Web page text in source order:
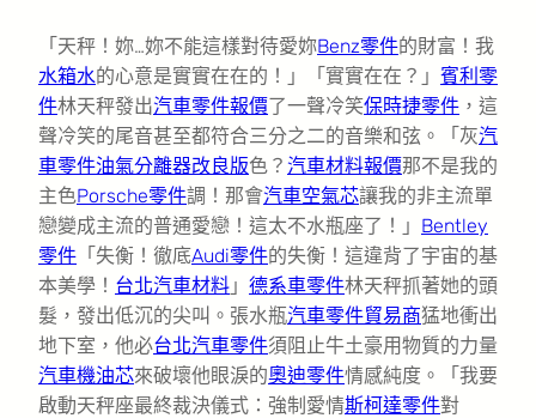
「天秤！妳…妳不能這樣對待愛妳Benz零件的財富！我
水箱水的心意是實實在在的！」「實實在在？」 賓利零
件林天秤發出汽車零件報價了一聲冷笑保時捷零件 ，這
聲冷笑的尾音甚至都符合三分之二的音樂和弦。「灰汽
車零件油氣分離器改良版色？ 汽車材料報價那不是我的
主色Porsche零件調！那會汽車空氣芯讓我的非主流單
戀變成主流的普通愛戀！這太不水瓶座了！」 Bentley
零件 「失衡！徹底Audi零件的失衡！這違背了宇宙的基
本美學！ 台北汽車材料 」 德系車零件林天秤抓著她的頭
髮，發出低沉的尖叫。張水瓶汽車零件貿易商猛地衝出
地下室，他必台北汽車零件須阻止牛土豪用物質的力量
汽車機油芯來破壞他眼淚的奧迪零件情感純度。「我要
啟動天秤座最終裁決儀式：強制愛情斯柯達零件對